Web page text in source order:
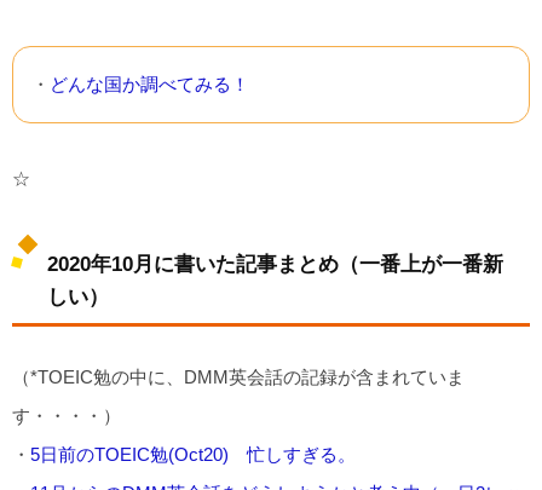
・ どんな国か調べてみる！
☆
2020年10月に書いた記事まとめ（一番上が一番新
しい）
（*TOEIC勉の中に、DMM英会話の記録が含まれていま
す・・・・）
・ 5日前のTOEIC勉(Oct20) 忙しすぎる。